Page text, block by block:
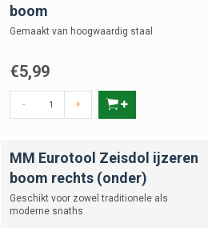
boom
Gemaakt van hoogwaardig staal
€5,99
- +
MM Eurotool Zeisdol ijzeren
boom rechts (onder)
Geschikt voor zowel traditionele als
moderne snaths